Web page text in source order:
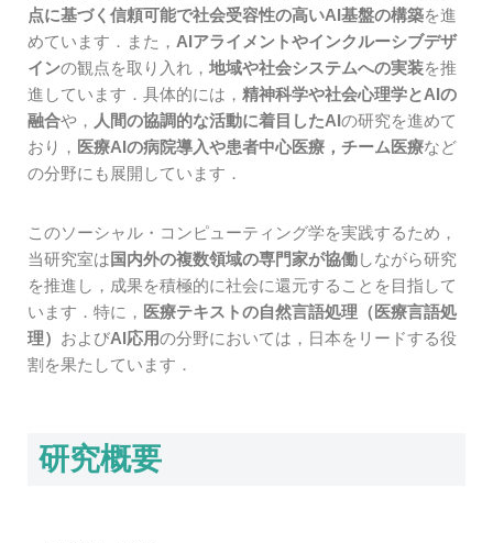
点に基づく信頼可能で社会受容性の高いAI基盤の構築を進
めています．また， AIアライメントやインクルーシブデザ
インの観点を取り入れ， 地域や社会システムへの実装を推
進しています．具体的には， 精神科学や社会心理学とAIの
融合や， 人間の協調的な活動に着目したAIの研究を進めて
おり， 医療AIの病院導入や患者中心医療，チーム医療など
の分野にも展開しています．
このソーシャル・コンピューティング学を実践するため，
当研究室は 国内外の複数領域の専門家が協働しながら研究
を推進し，成果を積極的に社会に還元することを目指して
います．特に， 医療テキストの自然言語処理（医療言語処
理） およびAI応用の分野においては，日本をリードする役
割を果たしています．
研究概要